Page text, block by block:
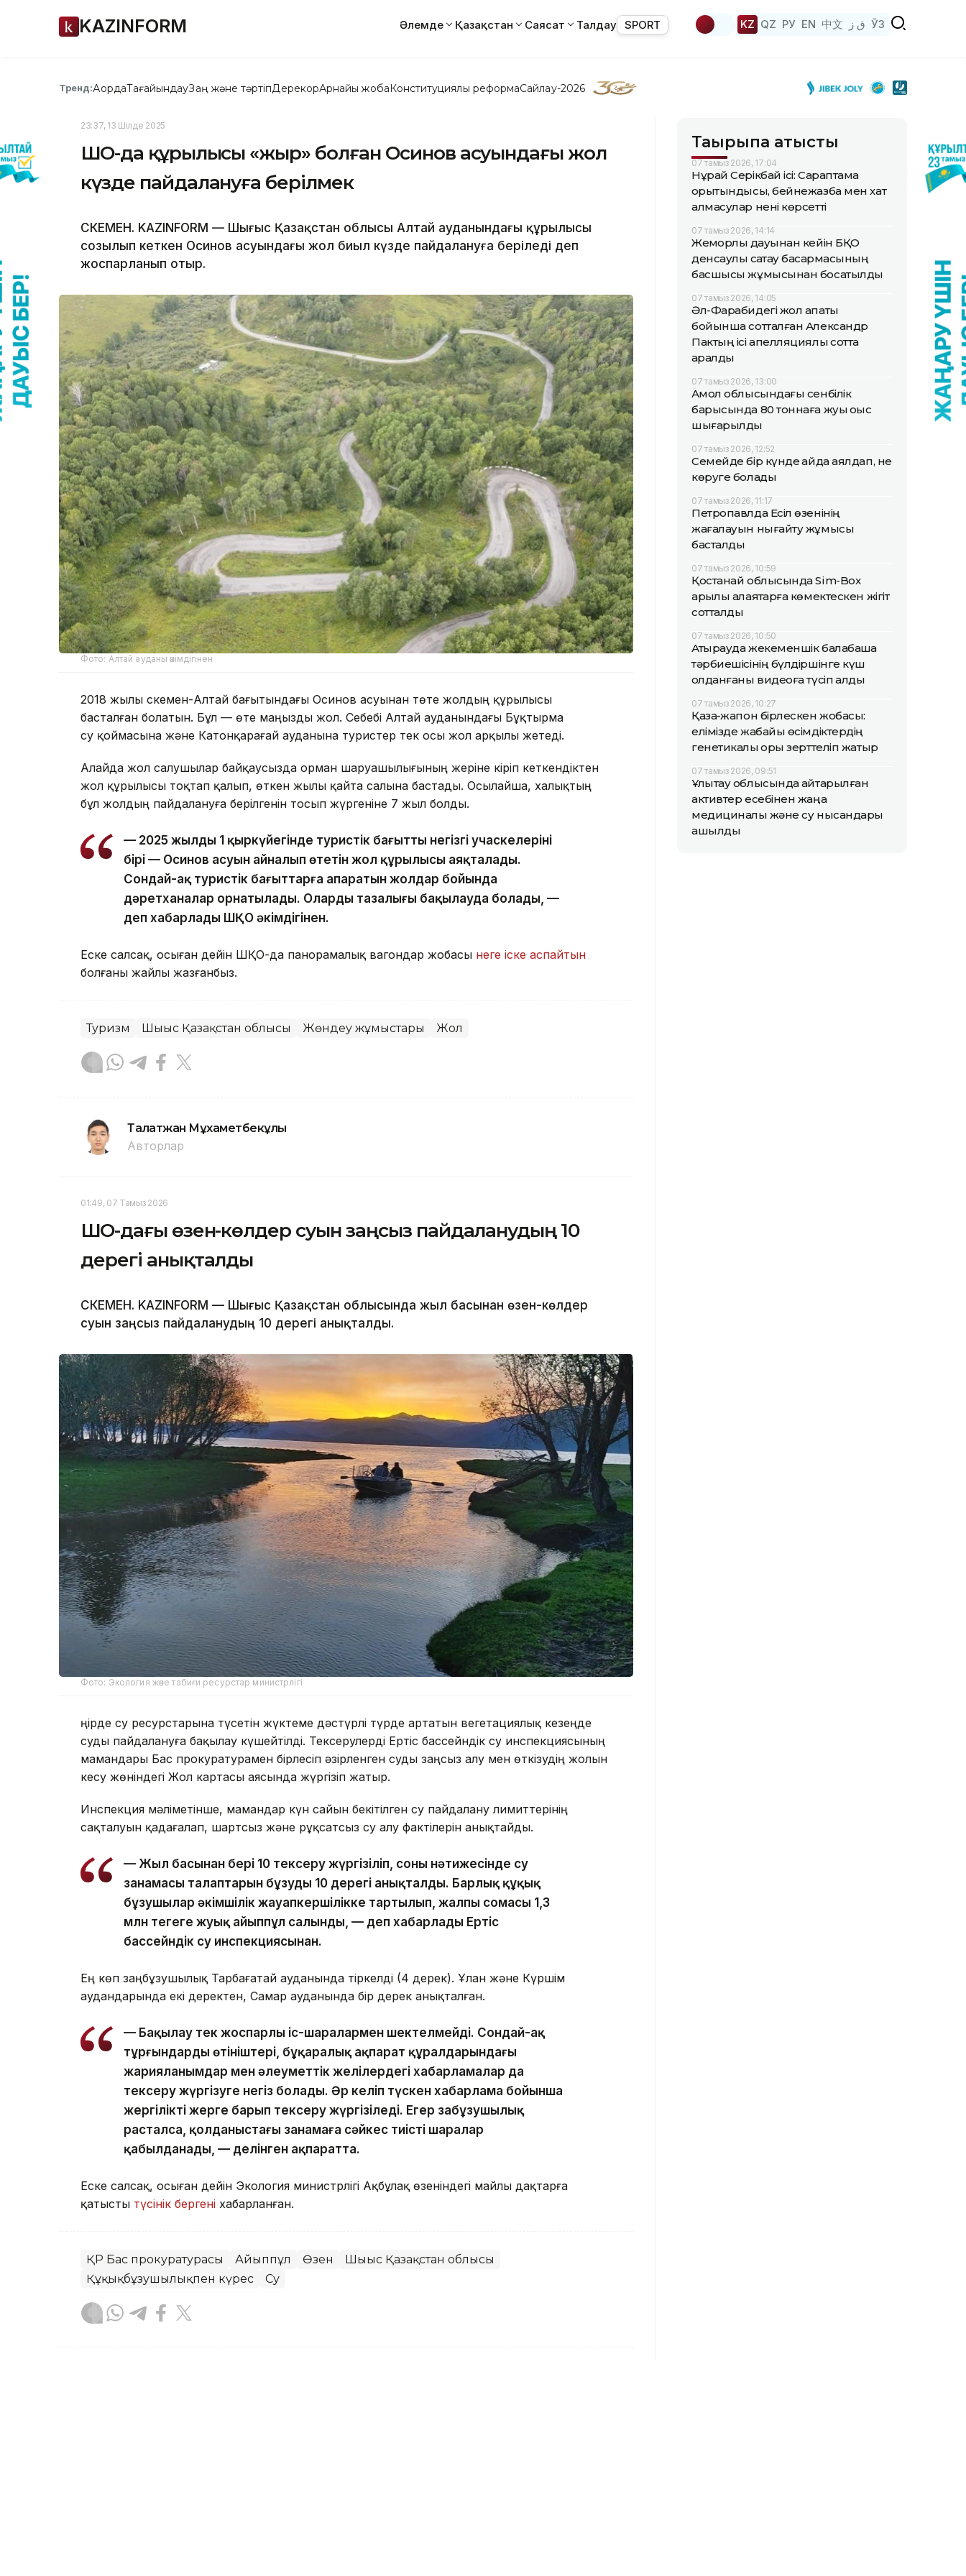
KAZINFORM Әлемде Қазақстан Саясат Талдау SPORT KZ QZ РУ EN 中文 ق ز ЎЗ
Тренд:АқордаТағайындауЗаң және тәртіпДерекқорАрнайы жобаКонституциялық реформаСайлау-2026
23:37, 13 Шілде 2025
ШҚО-да құрылысы «жыр» болған Осинов асуындағы жол
күзде пайдалануға берілмек
ӨСКЕМЕН. KAZINFORM — Шығыс Қазақстан облысы Алтай ауданындағы құрылысы
созылып кеткен Осинов асуындағы жол биыл күзде пайдалануға беріледі деп
жоспарланып отыр.
Фото: Алтай ауданы әкімдігінен
2018 жылы Өскемен-Алтай бағытындағы Осинов асуынан төте жолдың құрылысы
басталған болатын. Бұл — өте маңызды жол. Себебі Алтай ауданындағы Бұқтырма
су қоймасына және Катонқарағай ауданына туристер тек осы жол арқылы жетеді.
Алайда жол салушылар байқаусызда орман шаруашылығының жеріне кіріп кеткендіктен
жол құрылысы тоқтап қалып, өткен жылы қайта салына бастады. Осылайша, халықтың
бұл жолдың пайдалануға берілгенін тосып жүргеніне 7 жыл болды.
— 2025 жылдың 1 қыркүйегінде туристік бағыттың негізгі учаскелерінің
бірі — Осинов асуын айналып өтетін жол құрылысы аяқталады.
Сондай-ақ туристік бағыттарға апаратын жолдар бойында
дәретханалар орнатылады. Олардың тазалығы бақылауда болады, —
деп хабарлады ШҚО әкімдігінен.
Еске салсақ, осыған дейін ШҚО-да панорамалық вагондар жобасы неге іске аспайтын
болғаны жайлы жазғанбыз.
Туризм Шығыс Қазақстан облысы Жөндеу жұмыстары Жол
Талғатжан Мұхаметбекұлы
Авторлар
01:49, 07 Тамыз 2026
ШҚО-дағы өзен-көлдер суын заңсыз пайдаланудың 10
дерегі анықталды
ӨСКЕМЕН. KAZINFORM — Шығыс Қазақстан облысында жыл басынан өзен-көлдер
суын заңсыз пайдаланудың 10 дерегі анықталды.
Фото: Экология және табиғи ресурстар министрлігі
Өңірде су ресурстарына түсетін жүктеме дәстүрлі түрде артатын вегетациялық кезеңде
суды пайдалануға бақылау күшейтілді. Тексерулерді Ертіс бассейндік су инспекциясының
мамандары Бас прокуратурамен бірлесіп әзірленген суды заңсыз алу мен өткізудің жолын
кесу жөніндегі Жол картасы аясында жүргізіп жатыр.
Инспекция мәліметінше, мамандар күн сайын бекітілген су пайдалану лимиттерінің
сақталуын қадағалап, шартсыз және рұқсатсыз су алу фактілерін анықтайды.
— Жыл басынан бері 10 тексеру жүргізіліп, соның нәтижесінде су
заңнамасы талаптарын бұзудың 10 дерегі анықталды. Барлық құқық
бұзушылар әкімшілік жауапкершілікке тартылып, жалпы сомасы 1,3
млн теңгеге жуық айыппұл салынды, — деп хабарлады Ертіс
бассейндік су инспекциясынан.
Ең көп заңбұзушылық Тарбағатай ауданында тіркелді (4 дерек). Ұлан және Күршім
аудандарында екі деректен, Самар ауданында бір дерек анықталған.
— Бақылау тек жоспарлы іс-шаралармен шектелмейді. Сондай-ақ
тұрғындардың өтініштері, бұқаралық ақпарат құралдарындағы
жарияланымдар мен әлеуметтік желілердегі хабарламалар да
тексеру жүргізуге негіз болады. Әр келіп түскен хабарлама бойынша
жергілікті жерге барып тексеру жүргізіледі. Егер заңбұзушылық
расталса, қолданыстағы заңнамаға сәйкес тиісті шаралар
қабылданады, — делінген ақпаратта.
Еске салсақ, осыған дейін Экология министрлігі Ақбұлақ өзеніндегі майлы дақтарға
қатысты түсінік бергені хабарланған.
ҚР Бас прокуратурасы Айыппұл Өзен
Шығыс Қазақстан облысы
Құқықбұзушылықпен күрес
Су
Тақырыпқа қатысты
07 тамыз 2026, 17:04
Нұрай Серікбай ісі: Сараптама
қорытындысы, бейнежазба мен хат
алмасулар нені көрсетті
07 тамыз 2026, 14:14
Жемқорлық дауынан кейін БҚО
денсаулық сақтау басқармасының
басшысы жұмысынан босатылды
07 тамыз 2026, 14:05
Әл-Фарабидегі жол апаты
бойынша сотталған Александр
Пактың ісі апелляциялық сотта
қаралды
07 тамыз 2026, 13:00
Ақмол облысындағы сенбілік
барысында 80 тоннаға жуық қоқыс
шығарылды
07 тамыз 2026, 12:52
Семейде бір күнде қайда аялдап, не
көруге болады
07 тамыз 2026, 11:17
Петропавлда Есіл өзенінің
жағалауын нығайту жұмысы
басталды
07 тамыз 2026, 10:59
Қостанай облысында Sim-Box
арқылы алаяқтарға көмектескен жігіт
сотталды
07 тамыз 2026, 10:50
Атырауда жекеменшік балабақша
тәрбиешісінің бүлдіршінге күш
қолданғаны видеоға түсіп қалды
07 тамыз 2026, 10:27
Қазақ-жапон бірлескен жобасы:
елімізде жабайы өсімдіктердің
генетикалық қоры зерттеліп жатыр
07 тамыз 2026, 09:51
Ұлытау облысында қайтарылған
активтер есебінен жаңа
медициналық және су нысандары
ашылды